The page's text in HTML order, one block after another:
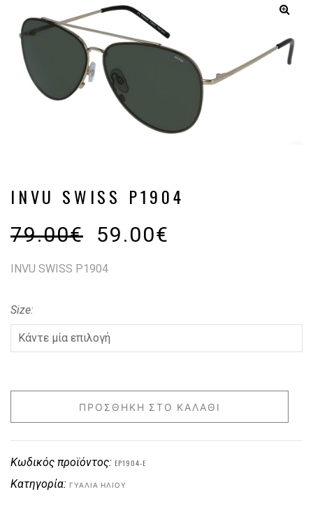
INVU SWISS P1904
79.00€ 59.00€
INVU SWISS P1904
Size
ΠΡΟΣΘΉΚΗ ΣΤΟ ΚΑΛΆΘΙ
Κωδικός προϊόντος: EP1904-E
Κατηγορία: ΓΥΑΛΙΆ ΗΛΊΟΥ